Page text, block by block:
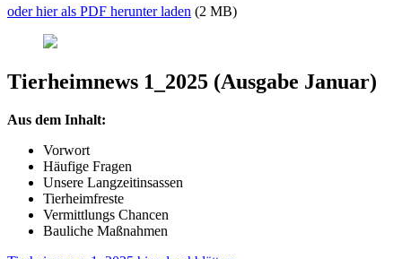
oder hier als PDF herunter laden (2 MB)
Tierheimnews 1_2025 (Ausgabe Januar)
Aus dem Inhalt:
Vorwort
Häufige Fragen
Unsere Langzeitinsassen
Tierheimfreste
Vermittlungs Chancen
Bauliche Maßnahmen